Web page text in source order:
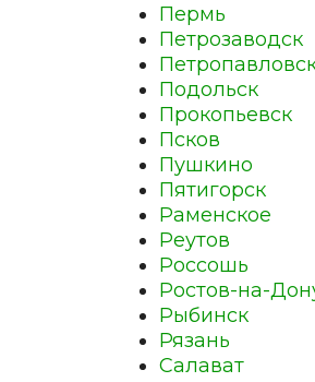
Пермь
Петрозаводск
Подольск
Прокопьевск
Псков
Пушкино
Пятигорск
Раменское
Реутов
Россошь
Ростов-на-
Рыбинск
Рязань
Салават